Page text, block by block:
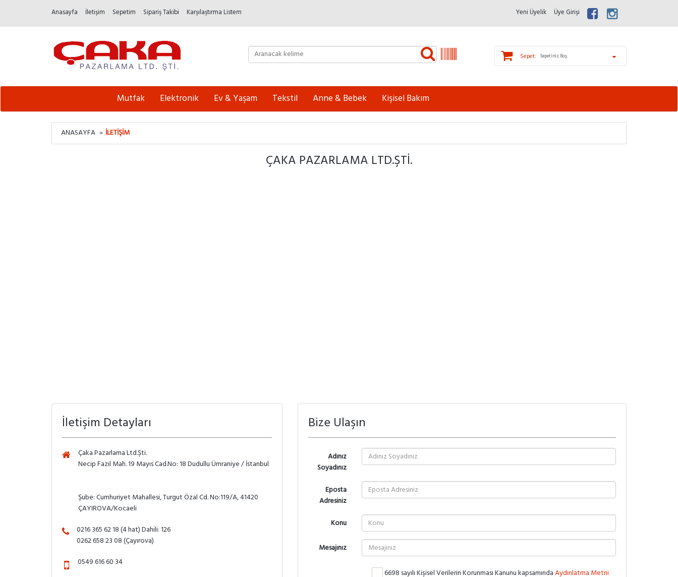
Anasayfa İletişim Sepetim Sipariş Takibi Karşılaştırma Listem Yeni Üyelik Üye Girişi
Sepet: Sepetiniz Boş.
Mutfak Elektronik Ev & Yaşam Tekstil Anne & Bebek Kişisel Bakım
ANASAYFA İLETIŞIM
ÇAKA PAZARLAMA LTD.ŞTI.
İletişim Detayları
Çaka Pazarlama Ltd.Şti.
Necip Fazıl Mah. 19 Mayıs Cad.No: 18 Dudullu Ümraniye / İstanbul
Şube: Cumhuriyet Mahallesi, Turgut Özal Cd. No:119/A, 41420
ÇAYIROVA/Kocaeli
0216 365 62 18 (4 hat) Dahili: 126
0262 658 23 08 (Çayırova)
0549 616 60 34
Bize Ulaşın
Adınız
Soyadınız
Eposta
Adresiniz
Konu
Mesajınız
6698 sayılı Kişisel Verilerin Korunması Kanunu kapsamındaAydınlatma Metni